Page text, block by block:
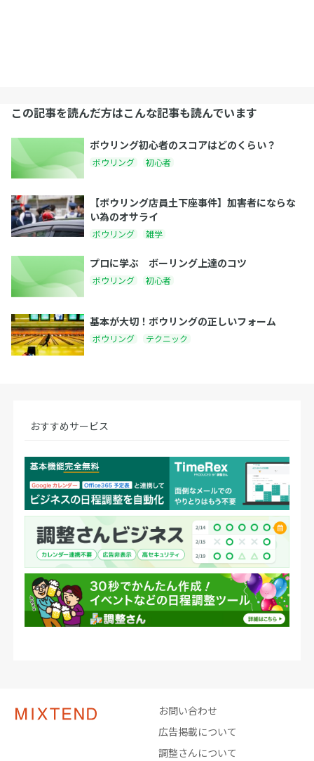
この記事を読んだ方はこんな記事も読んでいます
ボウリング初心者のスコアはどのくらい？
ボウリング 初心者
【ボウリング店員土下座事件】加害者にならな
い為のオサライ
ボウリング 雑学
プロに学ぶ ボーリング上達のコツ
ボウリング 初心者
基本が大切！ボウリングの正しいフォーム
ボウリング テクニック
おすすめサービス
お問い合わせ
広告掲載について
調整さんについて